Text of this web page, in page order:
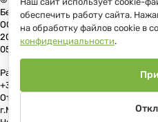
Беларуси
ООО «Гранд Парк», юр.адрес:
204 В торговом реестре с 17 июля
05.11.2008, Мингорисполком.
Рассмотрение обращений
+375 (29) 191-10-80, +375 (29) 544-
Отдел торговли и услуг
г.Минска: тел. +375(17)215-14-65,
обеспечить работу сайта.
на обработку файлов cookie в
конфиденциальности.